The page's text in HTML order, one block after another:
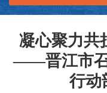
凝心聚力共
——晋江市召
行动